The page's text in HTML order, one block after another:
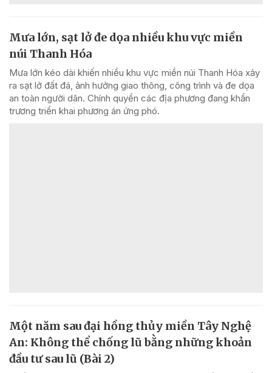
Mưa lớn, sạt lở đe dọa nhiều khu vực miền
núi Thanh Hóa
Mưa lớn kéo dài khiến nhiều khu vực miền núi Thanh Hóa xảy
ra sạt lở đất đá, ảnh hưởng giao thông, công trình và đe dọa
an toàn người dân. Chính quyền các địa phương đang khẩn
trương triển khai phương án ứng phó.
Một năm sau đại hồng thủy miền Tây Nghệ
An: Không thể chống lũ bằng những khoản
đầu tư sau lũ (Bài 2)